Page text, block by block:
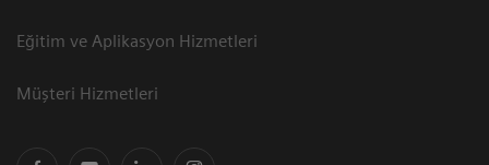
Eğitim ve Aplikasyon Hizmetleri
Müşteri Hizmetleri